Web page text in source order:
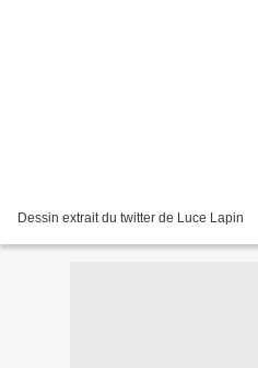
Dessin extrait du twitter de Luce Lapin